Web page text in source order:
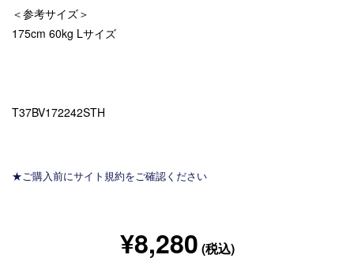
＜参考サイズ＞
175cm 60kg Lサイズ
T37BV172242STH
★ご購入前にサイト規約をご確認ください
¥8,280 (税込)